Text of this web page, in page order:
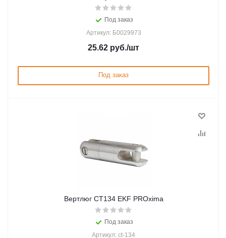
Под заказ
Артикул: Б0029973
25.62 руб./шт
Под заказ
Вертлюг CT134 EKF PROxima
Под заказ
Артикул: ct-134